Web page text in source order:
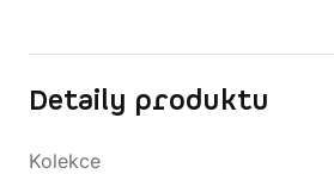
Detaily produktu
Kolekce